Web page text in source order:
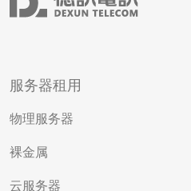
服务器租用
物理服务器
裸金属
云服务器